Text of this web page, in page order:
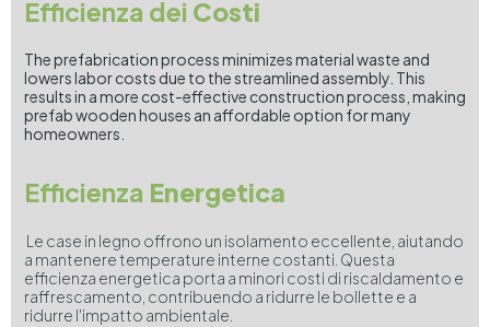
Efficienza dei Costi
The prefabrication process minimizes material waste and
lowers labor costs due to the streamlined assembly. This
results in a more cost-effective construction process, making
prefab wooden houses an affordable option for many
homeowners.
Efficienza Energetica
Le case in legno offrono un isolamento eccellente, aiutando
a mantenere temperature interne costanti. Questa
efficienza energetica porta a minori costi di riscaldamento e
raffrescamento, contribuendo a ridurre le bollette e a
ridurre l'impatto ambientale.